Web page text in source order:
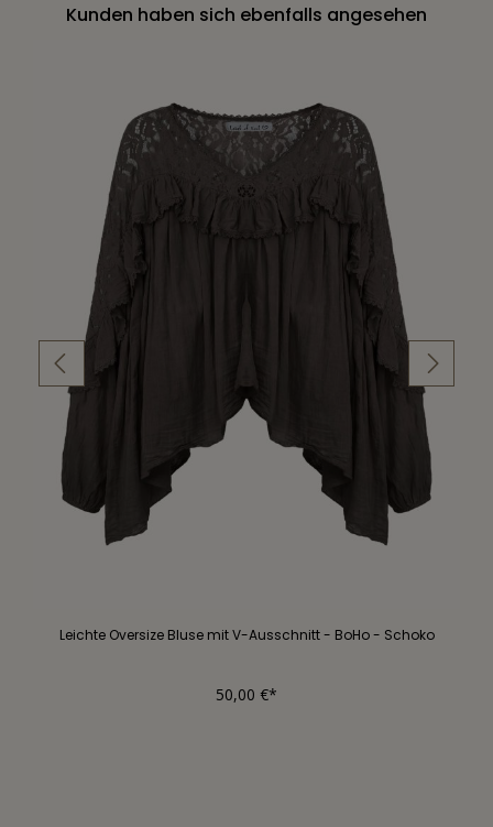
Kunden haben sich ebenfalls angesehen
Leichte Oversize Bluse mit V-Ausschnitt - BoHo - Schoko
50,00 €*